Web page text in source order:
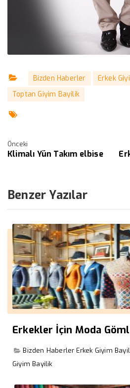
Bizden Haberler
Erkek
Toptan Giyim Bayilik
Önceki
Klimalı Yün Takım elbise
Benzer Yazılar
Erkekler İçin Moda
Bizden Haberler Erkek Giyim
Giyim Bayilik